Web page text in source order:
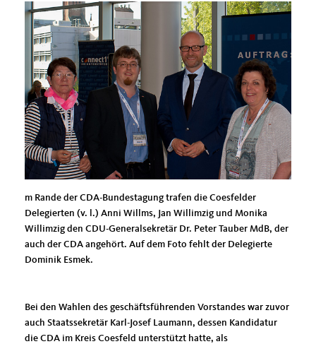
m Rande der CDA-Bundestagung trafen die Coesfelder
Delegierten (v. l.) Anni Willms, Jan Willimzig und Monika
Willimzig den CDU-Generalsekretär Dr. Peter Tauber MdB, der
auch der CDA angehört. Auf dem Foto fehlt der Delegierte
Dominik Esmek.
Bei den Wahlen des geschäftsführenden Vorstandes war zuvor
auch Staatssekretär Karl-Josef Laumann, dessen Kandidatur
die CDA im Kreis Coesfeld unterstützt hatte, als